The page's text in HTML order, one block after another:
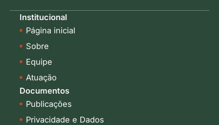
k
t
Institucional
Página inicial
Sobre
Equipe
Atuação
Documentos
Publicações
Privacidade e Dados